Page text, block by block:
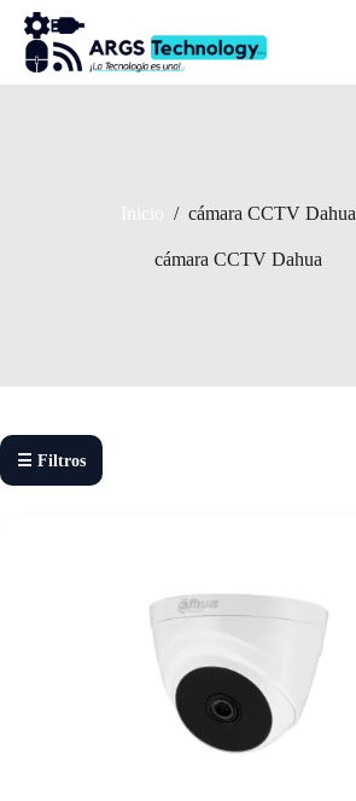
Saltar
contenido
/ cámara CCTV Dahua
cámara CCTV Dahua
☰ Filtros